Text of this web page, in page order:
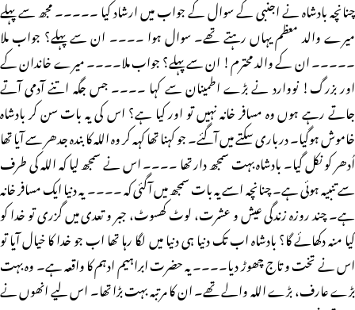
چنانچہ بادشاہ نے اجنبی کے سوال کے جواب میں ارشاد کیا ۔۔۔۔۔ مجھ سے پہلے
میرے والد معظم یہاں رہتے تھے۔ سوال ہوا ۔۔۔۔ ان سے پہلے؟ جواب ملا
۔۔۔۔۔ ان کے والد محترم! ان سے پہلے؟ جواب ملا۔۔۔۔ میرے خاندان کے
اور بزرگ! نووارد نے بڑے اطمینان سے کہا ۔۔۔۔ جس جگہ اتنے آدمی آتے
جاتے رہے ہوں وہ مسافر خانہ نہیں تو اور کیا ہے؟ اس کی یہ بات سن کر بادشاہ
خاموش ہوگیا۔ درباری سکتے میں آگئے۔ جو کہنا تھا کہہ کر وہ اللہ کا بندہ جدھر سے آیا تھا
اُدھر کو نکل گیا۔ بادشاہ بہت سمجھ دار تھا ۔۔۔۔ اس نے سمجھ لیا کہ اللہ کی طرف
سے تنبیہ ہوئی ہے۔ چنانچہ اسے یہ بات سمجھ میں آگئی کہ ۔۔۔۔ یہ دنیا ایک مسافر خانہ
ہے۔ چند روزہ زندگی عیش و عشرت، لوٹ کھسوٹ، جبر و تعدی میں گزری تو خدا کو
کیا منہ دکھائے گا؟ بادشاہ اب تک دنیا ہی دنیا میں لگا رہا تھا اب جو خدا کا خیال آیا تو
اس نے تخت و تاج چھوڑ دیا۔۔۔۔ یہ حضرت ابراہیم ادہم کا واقعہ ہے۔ وہ بہت
بڑے عارف، بڑے اللہ والے تھے۔ ان کا مرتبہ بہت بڑا تھا۔ اس لیے انھوں نے